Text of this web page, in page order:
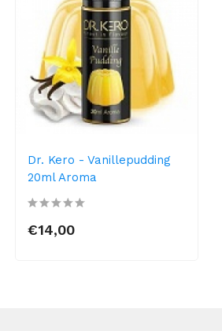
Dr. Kero - Vanillepudding
20ml Aroma
€14,00